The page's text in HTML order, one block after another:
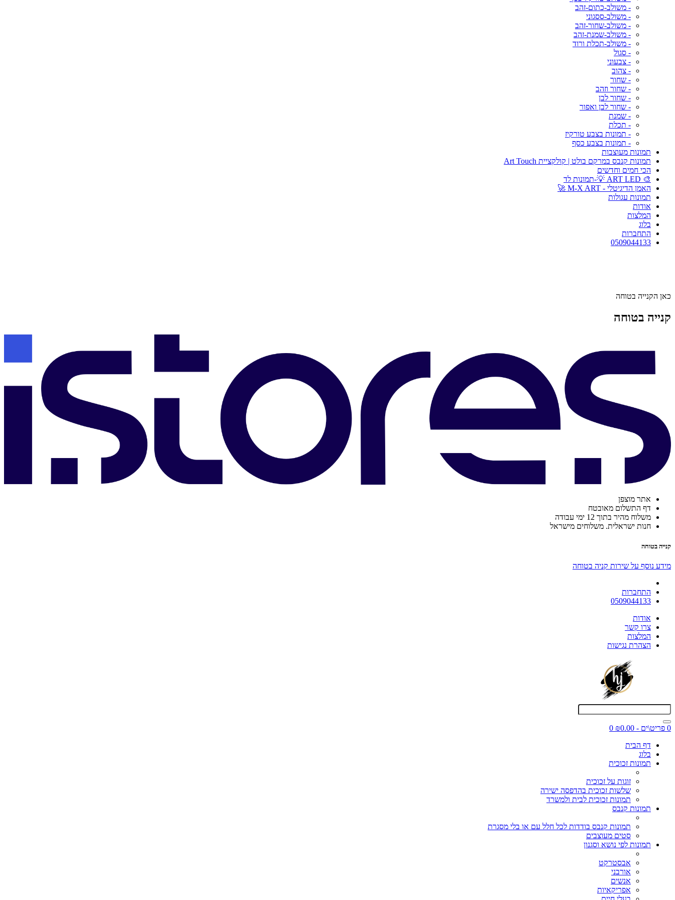
- משולב-כתום-זהב
- משולב-ססגוני
- משולב-שחור-זהב
- משולב-שמנת-זהב
- משולב-תכלת ורוד
- סגול
- צבעוני
- צהוב
- שחור
- שחור וזהב
- שחור לבן
- שחור לבן ואפור
- שמנת
- תכלת
- תמונות בצבע טורקיז
- תמונות בצבע כסף
תמונות מעוצבות
תמונות קנבס במרקם בולט | קולקציית Art Touch
הכי חמים וחדשים
🎨 ART LED 💡-תמונות לד
האמן הדיגיטלי - M-X ART 🚀
תמונות עגולות
אודות
המלצות
בלוג
התחברות
0509044133
כאן הקנייה בטוחה
קנייה בטוחה
אתר מוצפן
דף התשלום מאובטח
משלוח מהיר בתוך 12 ימי עבודה
חנות ישראלית. משלוחים מישראל
קנייה בטוחה
מידע נוסף על שירות קניה בטוחה
התחברות
0509044133
אודות
צרו קשר
המלצות
הצהרת נגישות
0 פריט\ים - ₪0.00
0
דף הבית
בלוג
תמונות זכוכית
זוגות על זכוכית
שלשות זכוכית בהדפסה ישירה
תמונות זכוכית לבית ולמשרד
תמונות קנבס
תמונות קנבס בודדות לכל חלל עם או בלי מסגרת
סטים מעוצבים
תמונות לפי נושא וסגנון
אבסטרקט
אורבני
אנשים
אפריקאיות